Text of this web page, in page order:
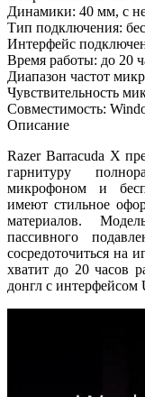
Динамики: 40 мм, с
Тип подключения:
Интерфейс
Время работы: до 20
Диапазон частот
Чувствительность
Совместимость:
Описание
Razer Barracuda X
гарнитуру
микрофоном и
имеют стильное
материалов.
пассивного
сосредоточиться на
хватит до 20 часов
донгл с интерфейсом